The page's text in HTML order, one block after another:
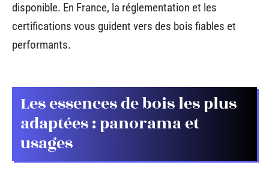
disponible. En France, la réglementation et les
certifications vous guident vers des bois fiables et
performants.
Les essences de bois les plus
adaptées : panorama et
usages